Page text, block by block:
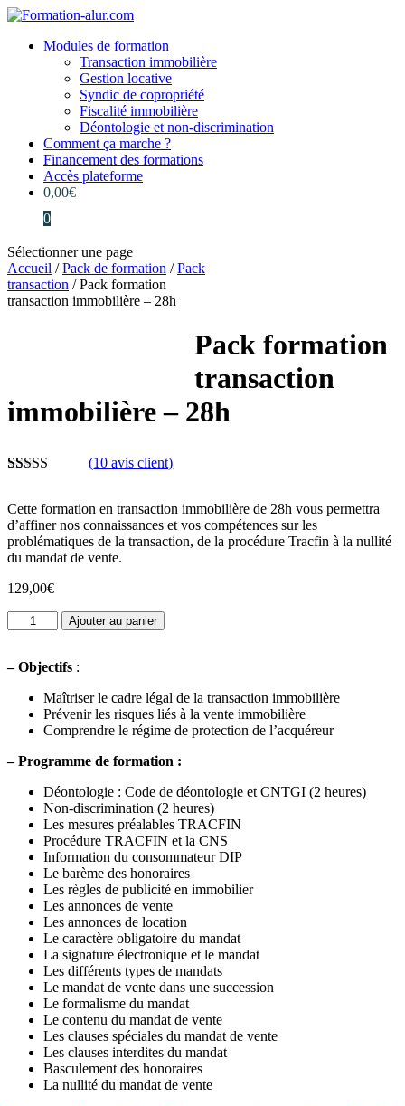
Modules de formation
Transaction immobilière
Gestion locative
Syndic de copropriété
Fiscalité immobilière
Déontologie et non-discrimination
Comment ça marche ?
Financement des formations
Accès plateforme
0,00€
0
Sélectionner une page
Accueil /Pack de formation /Pack
transaction / Pack formation
transaction immobilière – 28h
Pack formation
transaction
immobilière – 28h
sur
notations
client
(10 avis client)
Cette formation en transaction immobilière de 28h vous permettra
d’affiner nos connaissances et vos compétences sur les
problématiques de la transaction, de la procédure Tracfin à la nullité
du mandat de vente.
129,00€
quantité
de
formation
immobilière
Ajouter au panier
– Objectifs :
Maîtriser le cadre légal de la transaction immobilière
Prévenir les risques liés à la vente immobilière
Comprendre le régime de protection de l’acquéreur
–Programme de formation :
Déontologie : Code de déontologie et CNTGI (2 heures)
Non-discrimination (2 heures)
Les mesures préalables TRACFIN
Procédure TRACFIN et la CNS
Information du consommateur DIP
Le barème des honoraires
Les règles de publicité en immobilier
Les annonces de vente
Les annonces de location
Le caractère obligatoire du mandat
La signature électronique et le mandat
Les différents types de mandats
Le mandat de vente dans une succession
Le formalisme du mandat
Le contenu du mandat de vente
Les clauses spéciales du mandat de vente
Les clauses interdites du mandat
Basculement des honoraires
La nullité du mandat de vente